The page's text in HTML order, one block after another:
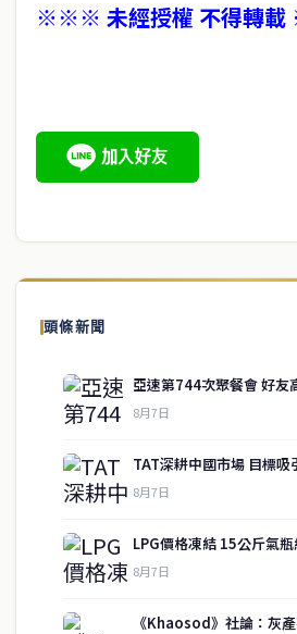
※※※ 未經授權 不得轉
頭條新聞
亞速第744次聚餐會 好友
8月7日
TAT深耕中國市場 目標
8月7日
LPG價格凍結 15公斤氣
8月7日
《Khaosod》社論：灰